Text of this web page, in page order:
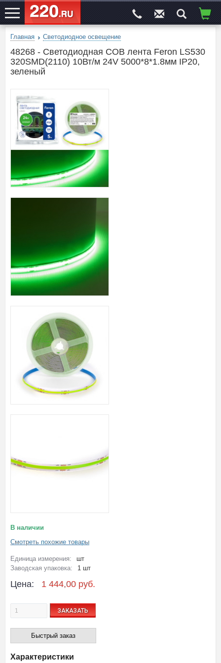
ЭЛЕКТРОСАЙТ№1
Главная Светодиодное освещение
48268 - Светодиодная COB лента Feron LS530
320SMD(2110) 10Вт/м 24V 5000*8*1.8мм IP20,
зеленый
В наличии
Смотреть похожие товары
Единица измерения:
шт
Заводская упаковка:
1 шт
Цена: 1 444,00 руб.
ЗАКАЗАТЬ
Быстрый заказ
Характеристики